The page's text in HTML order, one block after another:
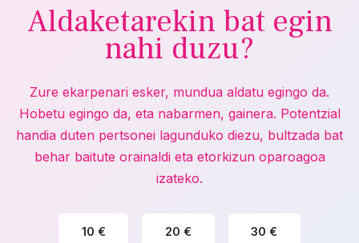
Aldaketarekin bat egin
nahi duzu?
Zure ekarpenari esker, mundua aldatu egingo da.
Hobetu egingo da, eta nabarmen, gainera. Potentzial
handia duten pertsonei lagunduko diezu, bultzada bat
behar baitute orainaldi eta etorkizun oparoagoa
izateko.
10 € 20 € 30 €